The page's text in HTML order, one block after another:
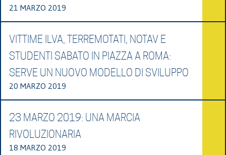
21 MARZO 2019
VITTIME ILVA, TERREMOTATI, NOTAV E
STUDENTI SABATO IN PIAZZA A ROMA:
SERVE UN NUOVO MODELLO DI SVILUPPO
20 MARZO 2019
23 MARZO 2019: UNA MARCIA
RIVOLUZIONARIA
18 MARZO 2019